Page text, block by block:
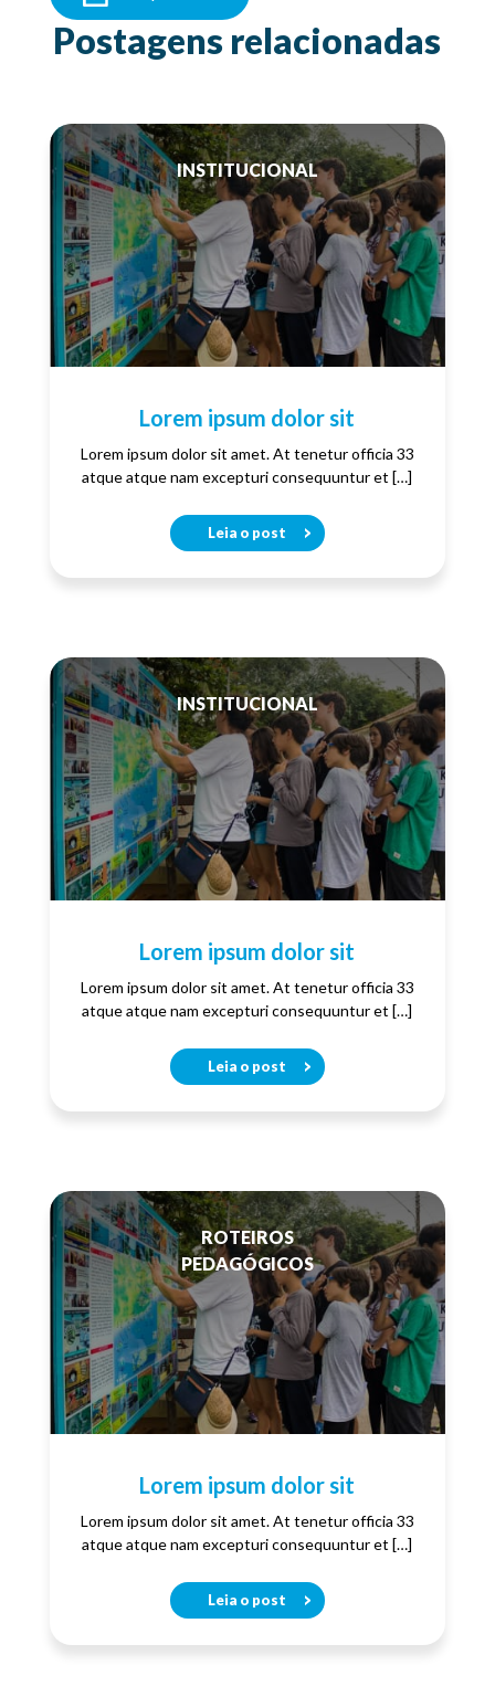
Postagens relacionadas
INSTITUCIONAL
Lorem ipsum dolor sit
Lorem ipsum dolor sit amet. At tenetur officia 33
atque atque nam excepturi consequuntur et […]
Leia o post
INSTITUCIONAL
Lorem ipsum dolor sit
Lorem ipsum dolor sit amet. At tenetur officia 33
atque atque nam excepturi consequuntur et […]
Leia o post
ROTEIROS
PEDAGÓGICOS
Lorem ipsum dolor sit
Lorem ipsum dolor sit amet. At tenetur officia 33
atque atque nam excepturi consequuntur et […]
Leia o post